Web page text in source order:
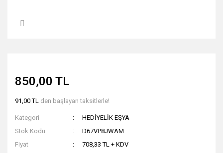
850,00 TL
91,00 TL den başlayan taksitlerle!
Kategori
HEDİYELİK EŞYA
Stok Kodu
D67VP8JWAM
Fiyat
708,33 TL + KDV